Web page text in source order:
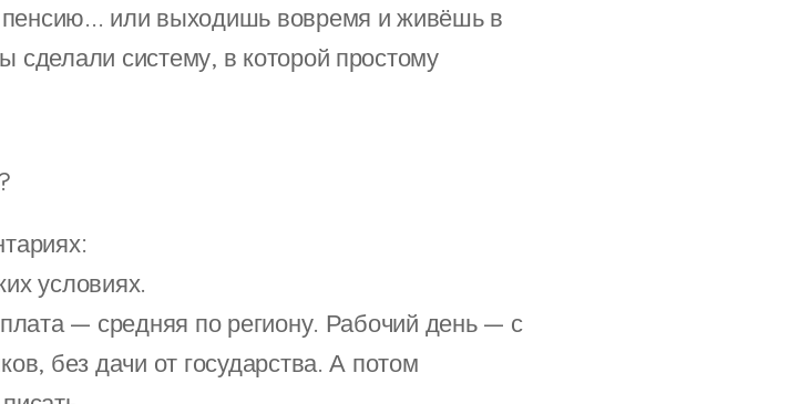
или выходишь вовремя и живёшь в
сделали систему, в которой простому
условиях.
— средняя по региону. Рабочий день — с
без дачи от государства. А потом